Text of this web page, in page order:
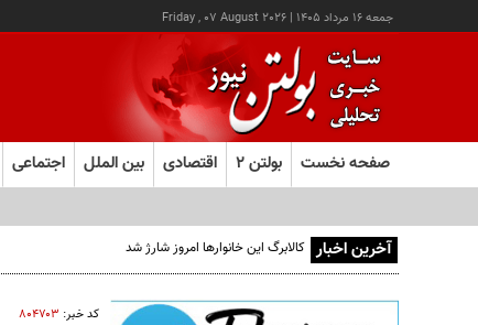
جمعه ۱۶ مرداد ۱۴۰۵ |
Friday , 07 August 2026
صفحه نخست بولتن ۲ اقتصادی بین الملل اجتماعی
آخرین اخبار کالابرگ این خانوارها امروز شارژ شد
کد خبر: ۸۰۴۷۰۳